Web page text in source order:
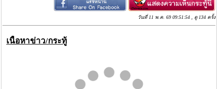
วันที่ 11 พ.ค. 69 09:51:54 , ดู 134 ครั้ง
เนื้อหาข่าว/กระทู้